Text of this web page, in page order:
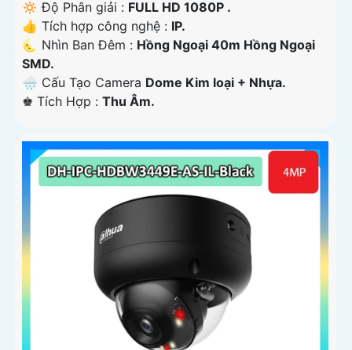
🔅 Độ Phân giải : FULL HD 1080P .
👍 Tích hợp công nghệ : IP.
🌜 Nhìn Ban Đêm : Hồng Ngoại 40m Hồng Ngoại
SMD.
🌧️ Cấu Tạo Camera Dome Kim loại + Nhựa.
️♚ Tích Hợp : Thu Âm.